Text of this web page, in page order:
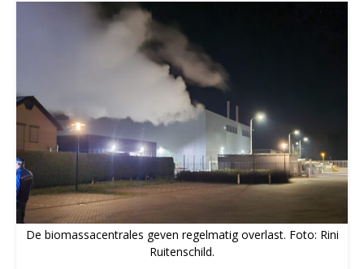
De biomassacentrales geven regelmatig overlast. Foto: Rini
Ruitenschild.